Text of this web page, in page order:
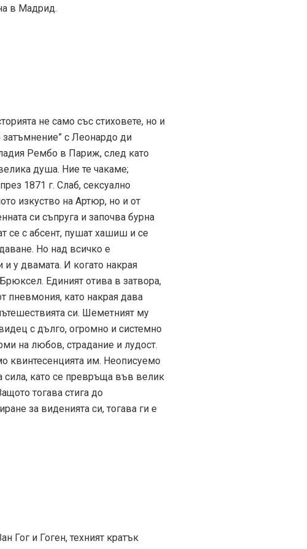
в Мадрид.
не само със стиховете, но и
с Леонардо ди
Рембо в Париж, след като
душа. Ние те чакаме;
1871 г. Слаб, сексуално
изкуство на Артюр, но и от
си съпруга и започва бурна
се с абсент, пушат хашиш и се
Но над всичко е
у двамата. И когато накрая
Единият отива в затвора,
пневмония, като накрая дава
си. Шеметният му
с дълго, огромно и системно
на любов, страдание и лудост.
квинтесенцията им. Неописуемо
сила, като се превръща във велик
тогава стига до
за виденията си, тогава ги е
Гог и Гоген, техният кратък